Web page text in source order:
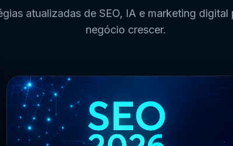
atualizadas de SEO, IA e marketing digital
negócio crescer.